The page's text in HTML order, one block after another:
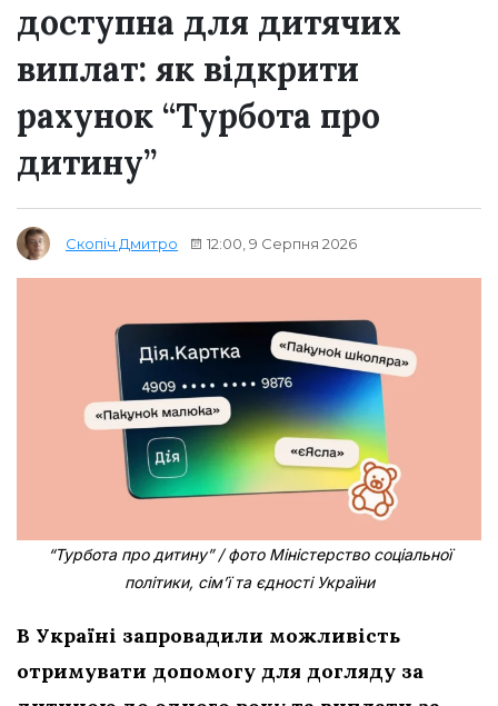
доступна для дитячих
виплат: як відкрити
рахунок “Турбота про
дитину”
Скопіч Дмитро 12:00, 9 Серпня 2026
“Турбота про дитину” / фото Міністерство соціальної
політики, сім’ї та єдності України
В Україні запровадили можливість
отримувати допомогу для догляду за